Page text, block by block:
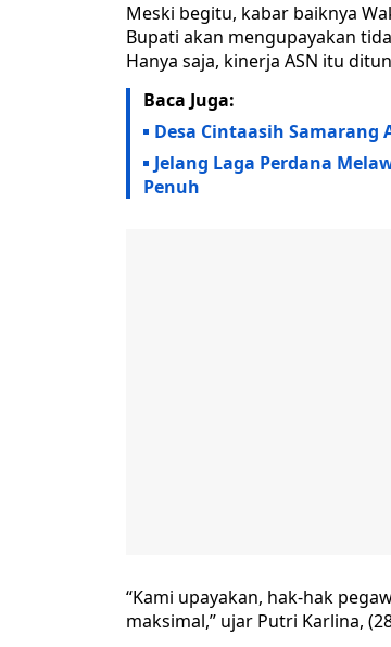
Meski begitu, kabar baiknya
Bupati akan mengupayakan
Hanya saja, kinerja ASN itu
Baca Juga:
Desa Cintaasih Samarang
Jelang Laga Perdana
Penuh
“Kami upayakan, hak-hak
maksimal,” ujar Putri Karlina,